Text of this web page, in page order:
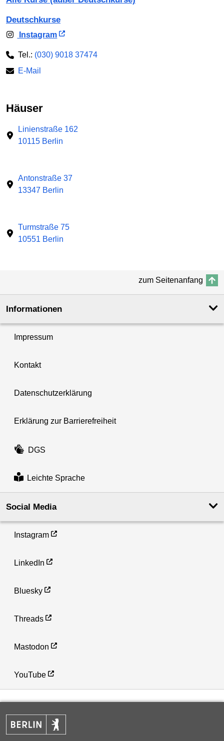
Deutschkurse
Instagram
Tel.: (030) 9018 37474
E-Mail
Häuser
Linienstraße 162
10115 Berlin
Antonstraße 37
13347 Berlin
Turmstraße 75
10551 Berlin
zum Seitenanfang
Informationen
Impressum
Kontakt
Datenschutzerklärung
Erklärung zur Barrierefreiheit
DGS
Leichte Sprache
Social Media
Instagram
LinkedIn
Bluesky
Threads
Mastodon
YouTube